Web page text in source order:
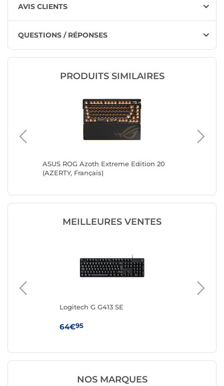
AVIS CLIENTS
QUESTIONS / RÉPONSES
PRODUITS SIMILAIRES
ASUS ROG Azoth Extreme Edition 20
(AZERTY, Français)
MEILLEURES VENTES
Logitech G G413 SE
64€95
NOS MARQUES